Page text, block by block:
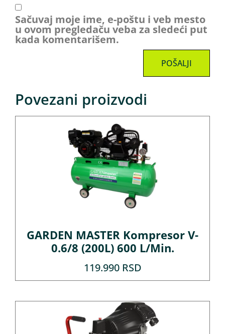
Sačuvaj moje ime, e-poštu i veb mesto
u ovom pregledaču veba za sledeći put
kada komentarišem.
Povezani proizvodi
GARDEN MASTER Kompresor V-
0.6/8 (200L) 600 L/Min.
119.990 RSD